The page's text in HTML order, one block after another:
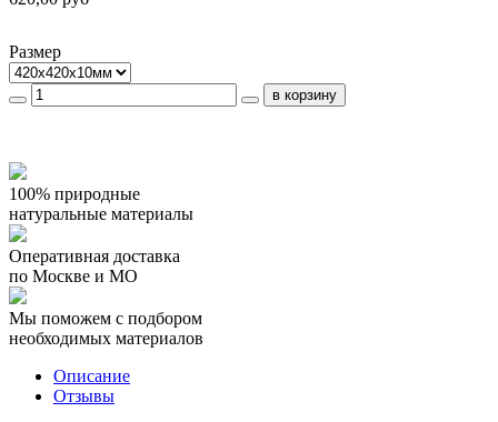
Размер
100% природные
натуральные материалы
Оперативная доставка
по Москве и МО
Мы поможем с подбором
необходимых материалов
Описание
Отзывы